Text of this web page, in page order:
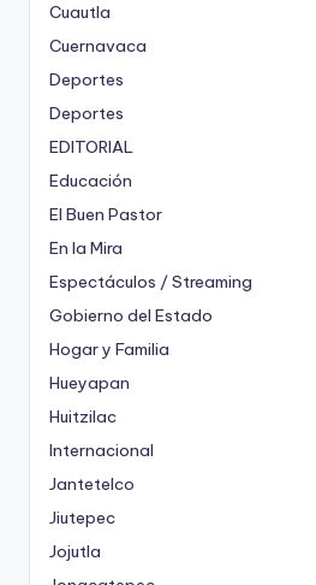
Cuautla
Cuernavaca
Deportes
Deportes
EDITORIAL
Educación
El Buen Pastor
En la Mira
Espectáculos / Streaming
Gobierno del Estado
Hogar y Familia
Hueyapan
Huitzilac
Internacional
Jantetelco
Jiutepec
Jojutla